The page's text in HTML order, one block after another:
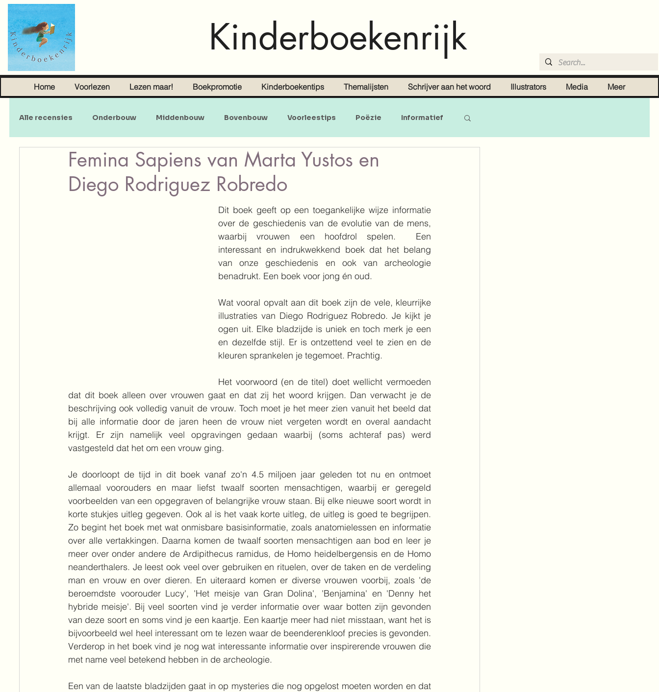
Kinderboekenrijk
Home Voorlezen Lezen maar! Boekpromotie Kinderboekentips Themalijsten Schrijver aan het woord Illustrators Media Meer
Alle recensies Onderbouw Middenbouw Bovenbouw Voorleestips Poëzie Informatief
Sprookjes Young Adult Volwassenen Doe-en zoekboeken Baby's en peuters
Femina Sapiens van Marta Yustos en
Diego Rodriguez Robredo
Dit boek geeft op een toegankelijke wijze informatie
over de geschiedenis van de evolutie van de mens,
waarbij vrouwen een hoofdrol spelen.  Een
interessant en indrukwekkend boek dat het belang
van onze geschiedenis en ook van archeologie
benadrukt. Een boek voor jong én oud.
Wat vooral opvalt aan dit boek zijn de vele, kleurrijke
illustraties van Diego Rodriguez Robredo. Je kijkt je
ogen uit. Elke bladzijde is uniek en toch merk je een
en dezelfde stijl. Er is ontzettend veel te zien en de
kleuren sprankelen je tegemoet. Prachtig.
Het voorwoord (en de titel) doet wellicht vermoeden
dat dit boek alleen over vrouwen gaat en dat zij het woord krijgen. Dan verwacht je de
beschrijving ook volledig vanuit de vrouw. Toch moet je het meer zien vanuit het beeld dat
bij alle informatie door de jaren heen de vrouw niet vergeten wordt en overal aandacht
krijgt. Er zijn namelijk veel opgravingen gedaan waarbij (soms achteraf pas) werd
vastgesteld dat het om een vrouw ging.
Je doorloopt de tijd in dit boek vanaf zo'n 4.5 miljoen jaar geleden tot nu en ontmoet
allemaal voorouders en maar liefst twaalf soorten mensachtigen, waarbij er geregeld
voorbeelden van een opgegraven of belangrijke vrouw staan. Bij elke nieuwe soort wordt in
korte stukjes uitleg gegeven. Ook al is het vaak korte uitleg, de uitleg is goed te begrijpen.
Zo begint het boek met wat onmisbare basisinformatie, zoals anatomielessen en informatie
over alle vertakkingen. Daarna komen de twaalf soorten mensachtigen aan bod en leer je
meer over onder andere de Ardipithecus ramidus, de Homo heidelbergensis en de Homo
neanderthalers. Je leest ook veel over gebruiken en rituelen, over de taken en de verdeling
man en vrouw en over dieren. En uiteraard komen er diverse vrouwen voorbij, zoals 'de
beroemdste voorouder Lucy', 'Het meisje van Gran Dolina', 'Benjamina' en 'Denny het
hybride meisje'. Bij veel soorten vind je verder informatie over waar botten zijn gevonden
van deze soort en soms vind je een kaartje. Een kaartje meer had niet misstaan, want het is
bijvoorbeeld wel heel interessant om te lezen waar de beenderenkloof precies is gevonden.
Verderop in het boek vind je nog wat interessante informatie over inspirerende vrouwen die
met name veel betekend hebben in de archeologie.
Een van de laatste bladzijden gaat in op mysteries die nog opgelost moeten worden en dat